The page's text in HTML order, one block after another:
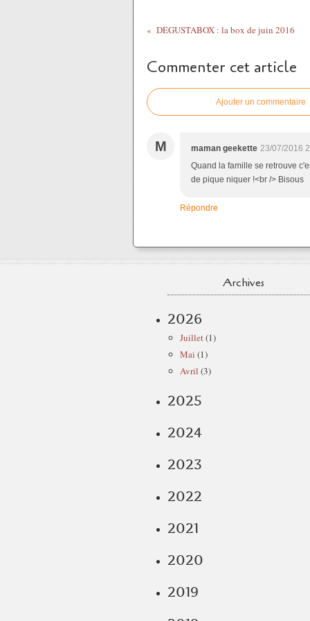
DEGUSTABOX : la box de juin 2016
Commenter cet article
Ajouter un commentaire
M maman geekette 23/07/2016
Quand la famille se retrouve
de pique niquer !<br /> Bisous
Répondre
Archives
2026
Juillet(1)
Mai (1)
Avril (3)
2025
2024
2023
2022
2021
2020
2019